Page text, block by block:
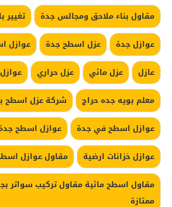
مقاول بناء ملاحق ومجالس جدة
تغيير
عوازل جدة
عزل اسطح جدة عوازل
عازل
عزل مائي عزل حراري
معلم بويه جده حراج
شركة عزل اسطح
عوازل اسطح في جدة
عوازل اسطح
عوازل خزانات ارضية
مقاول عوازل
مقاول اسطح مائية مقاول تركيب سواتر
ممتازة